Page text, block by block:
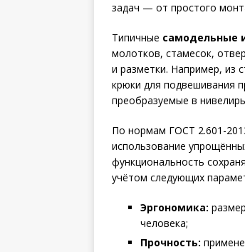
задач — от простого
Типичные самодельные
молотков, стамесок,
и разметки. Например, из
крюки для подвешивания
преобразуемые в
По нормам ГОСТ 2.601-
использование
функциональность
учётом следующих
Эргономика:
человека;
Прочность: